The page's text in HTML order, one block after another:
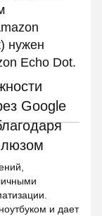
нужен
Echo Dot.